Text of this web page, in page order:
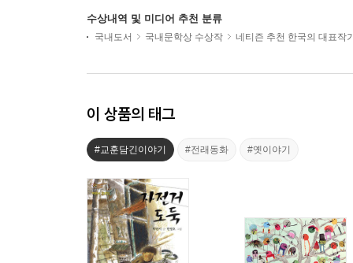
수상내역 및 미디어 추천 분류
국내도서 국내문학상 수상작 네티즌 추천 한국의 대표작
이 상품의 태그
#교훈담긴이야기 #전래동화 #옛이야기